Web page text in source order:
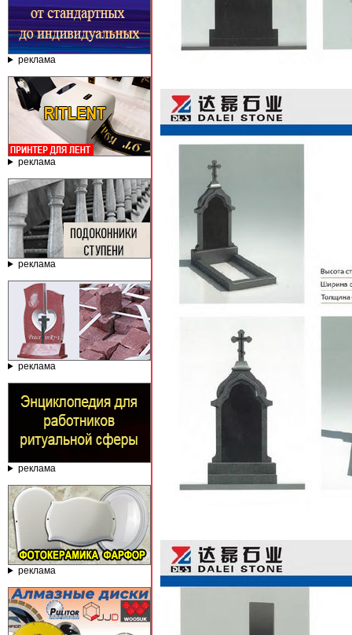
реклама
реклама
реклама
реклама
реклама
реклама